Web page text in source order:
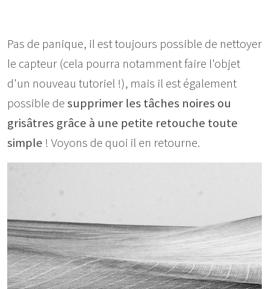
Pas de panique, il est toujours possible de nettoyer
le capteur (cela pourra notamment faire l'objet
d'un nouveau tutoriel !), mais il est également
possible desupprimer les tâches noires ou
grisâtres grâce à une petite retouche toute
simple ! Voyons de quoi il en retourne.